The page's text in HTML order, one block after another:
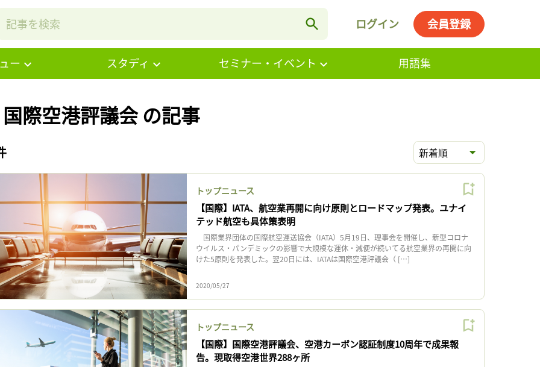
ログイン 会員登録
ー スタディ セミナー・イベント 用語集
際空港評議会 の記事
新着順
トップニュース
【国際】IATA、航空業再開に向け原則とロードマップ発表。ユナイ
テッド航空も具体策表明
国際業界団体の国際航空運送協会（IATA）5月19日、理事会を開催し、新型コロナ
ウイルス・パンデミックの影響で大規模な運休・減便が続いてる航空業界の再開に向
けた5原則を発表した。翌20日には、IATAは国際空港評議会（ […]
2020/05/27
トップニュース
【国際】国際空港評議会、空港カーボン認証制度10周年で成果報
告。現取得空港世界288ヶ所